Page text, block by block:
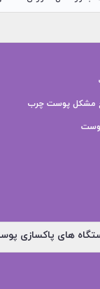
مشکل پوست چرب
های پاکسازی